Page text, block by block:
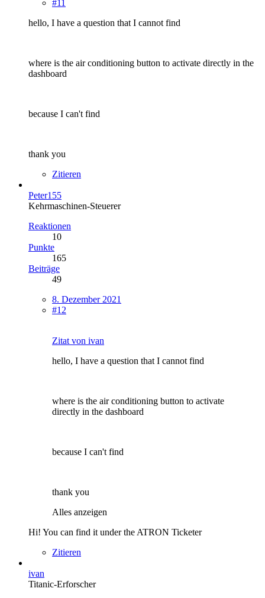
#11
hello, I have a question that I cannot find
where is the air conditioning button to activate directly in the
dashboard
because I can't find
thank you
Zitieren
Peter155
Kehrmaschinen-Steuerer
Reaktionen
10
Punkte
165
Beiträge
49
8. Dezember 2021
#12
Zitat von ivan
hello, I have a question that I cannot find
where is the air conditioning button to activate
directly in the dashboard
because I can't find
thank you
Alles anzeigen
Hi! You can find it under the ATRON Ticketer
Zitieren
ivan
Titanic-Erforscher